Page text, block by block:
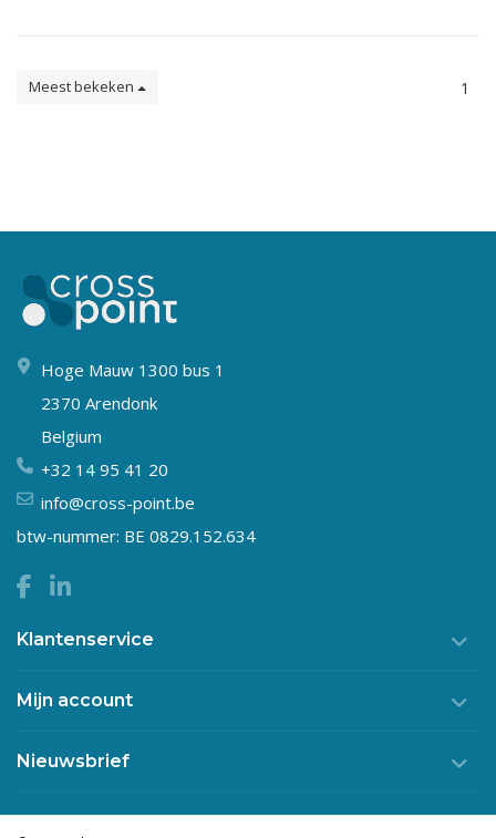
Meest bekeken 1
Hoge Mauw 1300 bus 1
2370 Arendonk
Belgium
+32 14 95 41 20
info@cross-point.be
btw-nummer: BE 0829.152.634
Klantenservice
Mijn account
Nieuwsbrief